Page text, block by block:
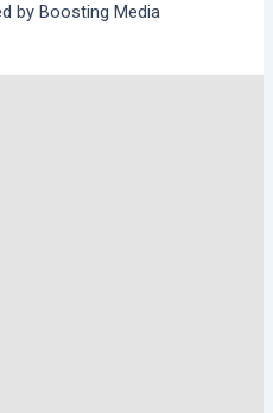
by Boosting Media